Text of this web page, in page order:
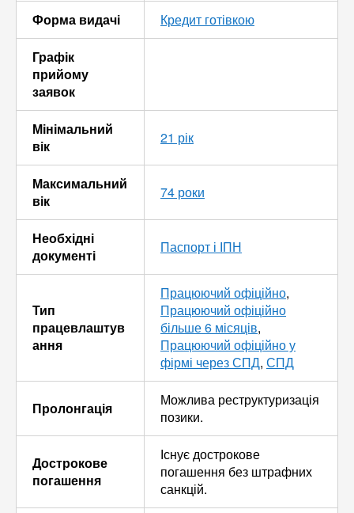
Форма видачі Кредит готівкою
Графік
прийому
заявок
Мінімальний
вік
21 рік
Максимальний
вік
74 роки
Необхідні
документі
Паспорт і ІПН
Тип
працевлаштув
ання
Працюючий офіційно,
Працюючий офіційно
більше 6 місяців,
Працюючий офіційно у
фірмі через СПД, СПД
Пролонгація
Можлива реструктуризація
позики.
Дострокове
погашення
Існує дострокове
погашення без штрафних
санкцій.